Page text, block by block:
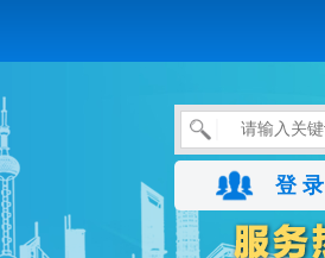
登 录